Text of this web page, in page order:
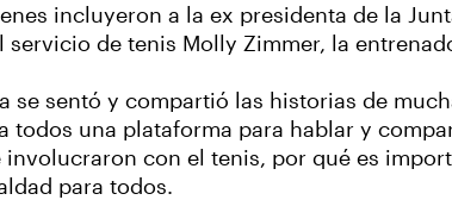
incluyeron a la ex presidenta de la
servicio de tenis Molly Zimmer, la
se sentó y compartió las historias de
todos una plataforma para hablar y
con el tenis, por qué es
para todos.